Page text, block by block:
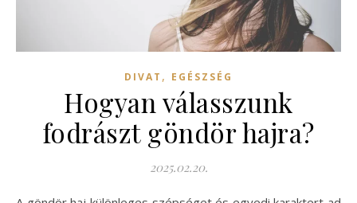
DIVAT , EGÉSZSÉG
Hogyan válasszunk
fodrászt göndör hajra?
2025.02.20.